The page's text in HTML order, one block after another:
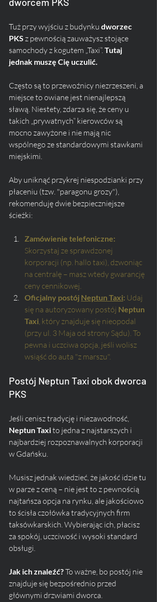
Tuż przy wyjściu z budynku dworzec
PKS z pewnością zauważysz stojące
samochody z kogutem „Taxi”. Tutaj
jednak muszę Cię uczulić.
Często są to przewoźnicy niezrzeszeni, a
miejsce to owiane jest nienajlepszą
sławą. Niestety, zdarza się, że ceny u
takich „prywatnych” kierowców są
mocno zawyżone i nie mają nic
wspólnego ze standardowymi stawkami
miejskimi.
Aby uniknąć przykrej niespodzianki przy
płaceniu (tzw. "paragonu grozy"),
rekomenduję dwie bezpieczniejsze
ścieżki:
Zamówienie telefoniczne:
Skorzystaj ze sprawdzonej
korporacji (np. hallo taxi), dzwoniąc
na centralę – masz wtedy gwarancję
ceny cennikowej.
Oficjalny postój Neptun Taxi: Udaj
się na autoryzowany postój Neptun
Taxi , który znajduje się nieopodal
(przy ul. 3 Maja od strony Sądu). To
pewna i uczciwa opcja, jeśli wolisz
wsiąść do auta "z marszu".
Postój Neptun Taxi obok dworca
PKS
Jeśli cenisz tradycję i niezawodność,
Neptun Taxi to jedna z najstarszych i
najbardziej rozpoznawalnych korporacji
w Gdańsku.
Musisz jednak wiedzieć, że jakość idzie tu
w parze z ceną – nie jest to z pewnością
najtańsza opcja na rynku, ale jakościowo
to ścisła czołówka tradycyjnych firm
taksówkarskich. Wybierając ich, płacisz
za spokój, uczciwość i wysoki standard
obsługi.
Jak ich znaleźć? To ważne, bo postój nie
znajduje się bezpośrednio przed
głównymi drzwiami dworca.